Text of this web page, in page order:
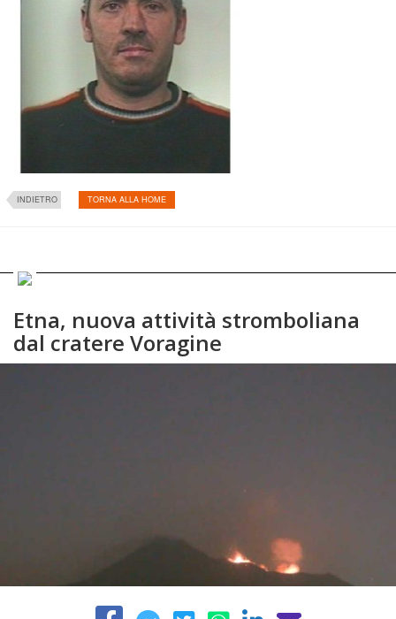
INDIETRO TORNA ALLA HOME
Etna, nuova attività stromboliana
dal cratere Voragine